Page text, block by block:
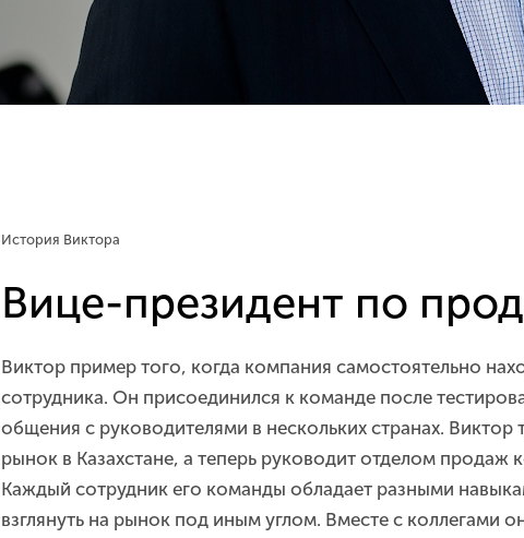
История Виктора
Вице-президент по
Виктор пример того, когда компания самостоятельно
сотрудника. Он присоединился к команде после
общения с руководителями в нескольких странах. Виктор
рынок в Казахстане, а теперь руководит отделом продаж
Каждый сотрудник его команды обладает разными
взглянуть на рынок под иным углом. Вместе с коллегами